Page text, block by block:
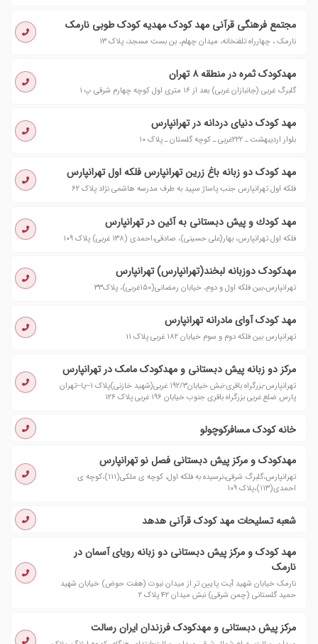
مجتمع فرهنگی قرآنی مهد کودک مهدیه کودک طوبی نارمک
نارمک ، چهارراه تلفنخانه، میدان چهلم، بن بست مسجد، پلاک ۱۳
مهدکودک ثمره در منطقه ۸ تهران
گلبرگ غربی (جانبازان غربی) بعد از ۱۶ متری اول کوچه چهارم شرقی پ ۱
مهد کودک دنیای دردانه در تهرانپارس
بلوار اردیبهشت ـ ۲۲۲غربی ـ کوچه گلستان ـ پلاک ۱۰
مهد کودک دو زبانه باغ زرین تهرانپارس فلکه اول تهرانپارس
فلکه اول تهرانپارس جنب پاساژ سپید به طرف مدرسه هاشمی نژاد پلاک ۶۲
مهد كودك و پیش دبستانى به آئین در تهرانپارس
فلکه اول تهرانپارس، بهار(علی حسینی)، صادقی،احمدی (۱۳۸ غربی) پلاک ۱۰۹
مهدکودک دوزبانه لبخند(تهرانپارس) تهرانپارس
تهرانپارس،بین فلکه اول و دوم، خیابان رمضانی(۱۵۰غربی)، پلاک۳۳
مهد کودک آوای مادرانه تهرانپارس
تهرانپارس بین فلکه دوم و سوم خیابان ۱۸۲ غربی پلاک ۱۱
مرکز دو زبانه پیش دبستانی و مهدکودک مامک در تهرانپارس
تهرانپارس-بزرگراه باقری-نبش خیابان۱۹۲/۳ غربی(شهید خازنی)پلاک ۱--یا--تهران
پارس ضلع غربی بزرگراه باقری جنوب خیابان ۱۹۶ غربی پلاک ۱۲۶
خانه کودک مسافركوچولو
مهدکودک و مرکز پیش دبستانی فصل نو تهرانپارس
تهرانپارس،گلبرگ شرقی،نرسیده به فلکه اول، کوچه ی ملکی(۱۱۱)،کوچه ی
احمدی(۱۱۳)،پلاک ۱۰۹
شعبه تسلیحات مهد کودک قرآنی هدهد
مهد کودک و مرکز پیش دبستانی دو زبانه رویای آسمان در
نارمک
نارمک خیابان شهید آیت پایین تر از میدان نبوت (هفت حوض) خیابان شهید
حمید گلستانی (چمن شرقی) نبش میدان ۴۲ پلاک ۲
مرکز پیش دبستانی و مهدکودک فرزندان ایران رسالت